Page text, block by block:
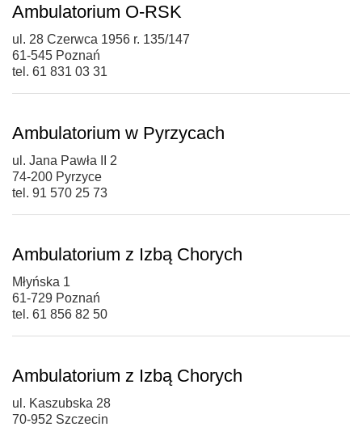
Ambulatorium O-RSK
ul. 28 Czerwca 1956 r. 135/147
61-545 Poznań
tel. 61 831 03 31
Ambulatorium w Pyrzycach
ul. Jana Pawła II 2
74-200 Pyrzyce
tel. 91 570 25 73
Ambulatorium z Izbą Chorych
Młyńska 1
61-729 Poznań
tel. 61 856 82 50
Ambulatorium z Izbą Chorych
ul. Kaszubska 28
70-952 Szczecin